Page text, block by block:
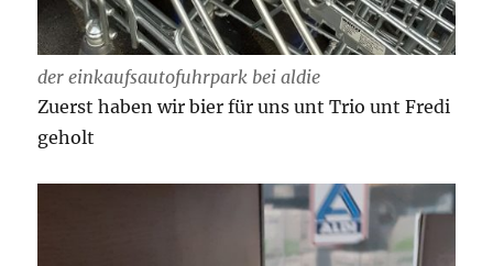
der einkaufsautofuhrpark bei aldie
Zuerst haben wir bier für uns unt Trio unt Fredi
geholt